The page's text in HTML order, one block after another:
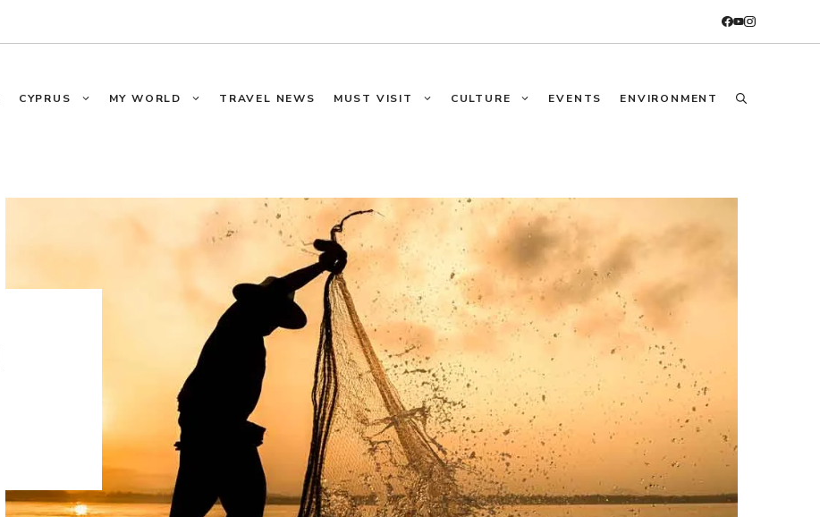
CYPRUS MY WORLD TRAVEL NEWS MUST VISIT CULTURE EVENTS ENVIRONMENT